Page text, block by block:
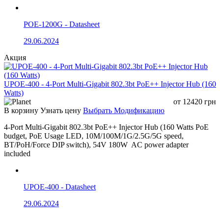
POE-1200G - Datasheet
29.06.2024
Акция
UPOE-400 - 4-Port Multi-Gigabit 802.3bt PoE++ Injector Hub (160
Watts)
от 12420 грн
В корзину Узнать цену Выбрать Модификацию
4-Port Multi-Gigabit 802.3bt PoE++ Injector Hub (160 Watts PoE
budget, PoE Usage LED, 10M/100M/1G/2.5G/5G speed,
BT/PoH/Force DIP switch), 54V 180W AC power adapter
included
UPOE-400 - Datasheet
29.06.2024